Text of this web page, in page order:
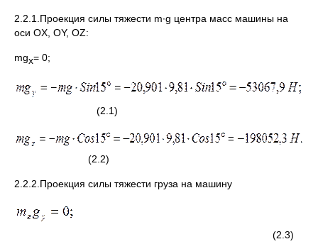
2.2.1.Проекция силы тяжести m∙g центра масс машины на
оси ОX, OY, OZ:
mgx= 0;
(2.1)
(2.2)
2.2.2.Проекция силы тяжести груза на машину
(2.3)